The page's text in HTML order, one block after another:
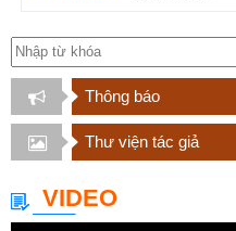
Thông báo
Thư viện tác giả
VIDEO